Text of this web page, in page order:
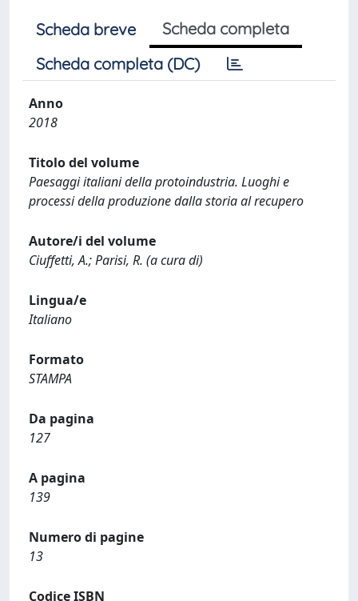
Scheda breve
Scheda completa
Scheda completa (DC)
Anno
2018
Titolo del volume
Paesaggi italiani della protoindustria. Luoghi e
processi della produzione dalla storia al recupero
Autore/i del volume
Ciuffetti, A.; Parisi, R. (a cura di)
Lingua/e
Italiano
Formato
STAMPA
Da pagina
127
A pagina
139
Numero di pagine
13
Codice ISBN